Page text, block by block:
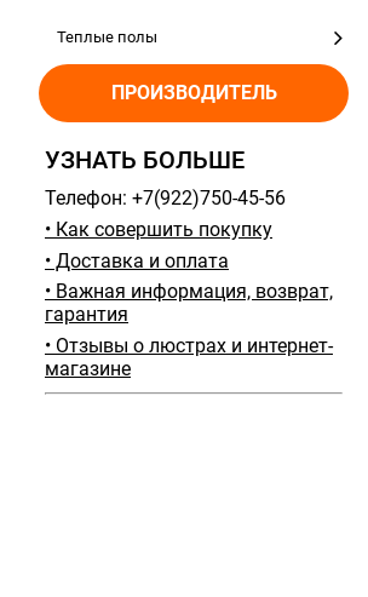
Теплые полы
ПРОИЗВОДИТЕЛЬ
УЗНАТЬ БОЛЬШЕ
Телефон: +7(922)750-45-56
• Как совершить покупку
• Доставка и оплата
• Важная информация, возврат,
гарантия
• Отзывы о люстрах и интернет-
магазине